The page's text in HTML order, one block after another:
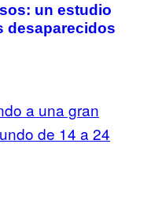
un estudio
desaparecidos